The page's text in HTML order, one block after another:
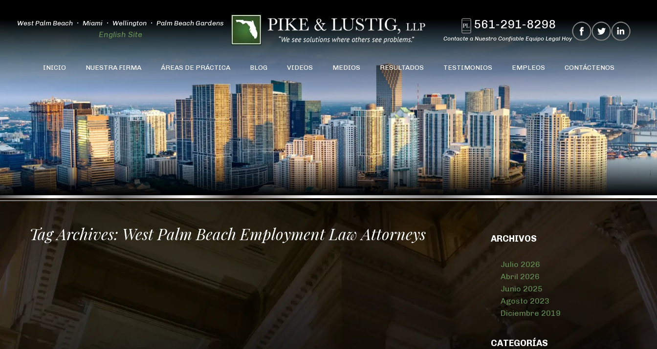
West Palm Beach Miami Wellington Palm Beach Gardens
English Site
561-291-8298
Contacte a Nuestro Confiable Equipo Legal Hoy
INICIO NUESTRA FIRMA ÁREAS DE PRÁCTICA BLOG VIDEOS MEDIOS RESULTADOS TESTIMONIOS EMPLEOS CONTÁCTENOS
Tag Archives: West Palm Beach Employment Law Attorneys ARCHIVOS
Julio 2026
Abril 2026
Junio 2025
Agosto 2023
Diciembre 2019
CATEGORÍAS